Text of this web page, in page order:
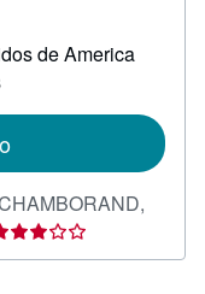
de America